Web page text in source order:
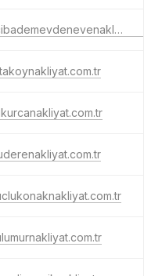
acibademevdenevenakliyat.com.tr